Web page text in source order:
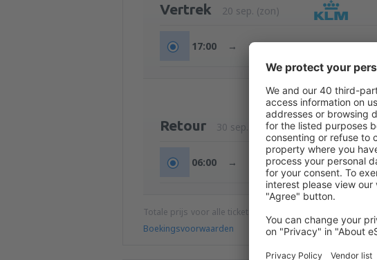
Vertrek 20 sep. (zon)
17:00 → 19:00 Totale reistijd:
Retour 30 sep. (woe)
06:00 → 08:05 Totale reistijd:
Totale prijs voor alle tickets (exclusief servicekosten
Boekingsvoorwaarden